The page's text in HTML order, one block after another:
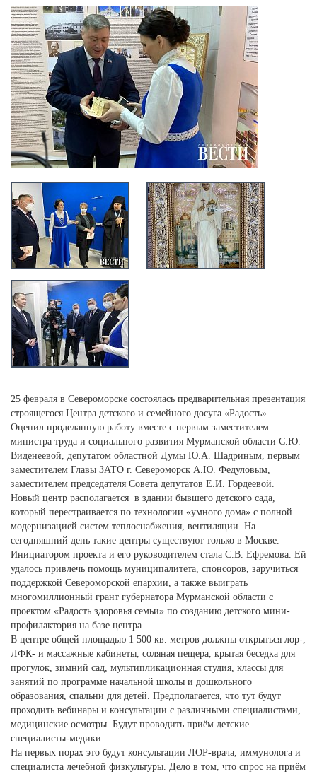
25 февраля в Североморске состоялась предварительная презентация
строящегося Центра детского и семейного досуга «Радость».
Оценил проделанную работу вместе с первым заместителем
министра труда и социального развития Мурманской области С.Ю.
Виденеевой, депутатом областной Думы Ю.А. Шадриным, первым
заместителем Главы ЗАТО г. Североморск А.Ю. Федуловым,
заместителем председателя Совета депутатов Е.И. Гордеевой.
Новый центр располагается в здании бывшего детского сада,
который перестраивается по технологии «умного дома» с полной
модернизацией систем теплоснабжения, вентиляции. На
сегодняшний день такие центры существуют только в Москве.
Инициатором проекта и его руководителем стала С.В. Ефремова. Ей
удалось привлечь помощь муниципалитета, спонсоров, заручиться
поддержкой Североморской епархии, а также выиграть
многомиллионный грант губернатора Мурманской области с
проектом «Радость здоровья семьи» по созданию детского мини-
профилактория на базе центра.
В центре общей площадью 1 500 кв. метров должны открыться лор-,
ЛФК- и массажные кабинеты, соляная пещера, крытая беседка для
прогулок, зимний сад, мультипликационная студия, классы для
занятий по программе начальной школы и дошкольного
образования, спальни для детей. Предполагается, что тут будут
проходить вебинары и консультации с различными специалистами,
медицинские осмотры. Будут проводить приём детские
специалисты-медики.
На первых порах это будут консультации ЛОР-врача, иммунолога и
специалиста лечебной физкультуры. Дело в том, что спрос на приём